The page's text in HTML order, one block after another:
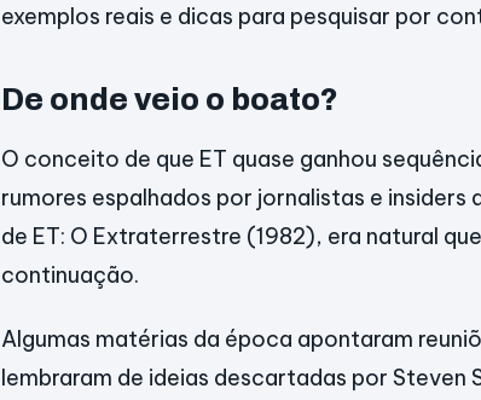
exemplos reais e dicas para pesquisar por
De onde veio o boato?
O conceito de que ET quase ganhou
rumores espalhados por jornalistas e insiders
de ET: O Extraterrestre (1982), era natural
continuação.
Algumas matérias da época apontaram
lembraram de ideias descartadas por Steven